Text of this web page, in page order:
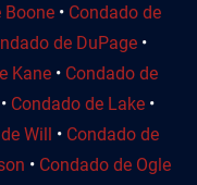
Boone• Condado de
de DuPage •
Kane • Condado de
• Condado de Lake•
Will • Condado de
• Condado de Ogle